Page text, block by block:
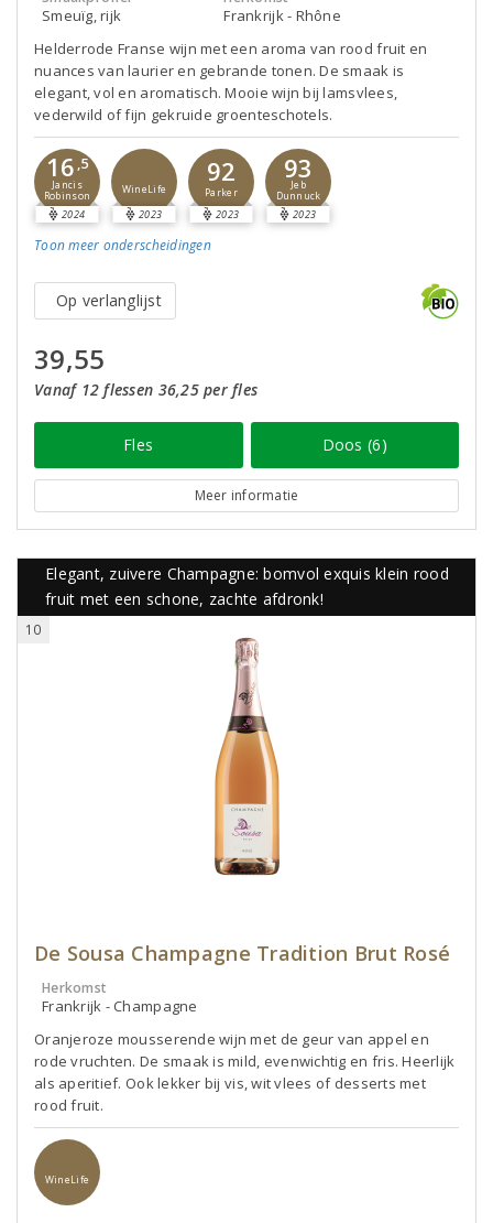
Smeuïg, rijk
Frankrijk - Rhône
Helderrode Franse wijn met een aroma van rood fruit en
nuances van laurier en gebrande tonen. De smaak is
elegant, vol en aromatisch. Mooie wijn bij lamsvlees,
vederwild of fijn gekruide groenteschotels.
16 ,5
Jancis
Robinson
2024
WineLife
2023
92
Parker
2023
93
Jeb
Dunnuck
2023
Toon meer onderscheidingen
Op verlanglijst
39,55
Vanaf 12 flessen 36,25 per fles
Fles Doos (6)
Meer informatie
Elegant, zuivere Champagne: bomvol exquis klein rood
fruit met een schone, zachte afdronk!
10
De Sousa Champagne Tradition Brut Rosé
Herkomst
Frankrijk - Champagne
Oranjeroze mousserende wijn met de geur van appel en
rode vruchten. De smaak is mild, evenwichtig en fris. Heerlijk
als aperitief. Ook lekker bij vis, wit vlees of desserts met
rood fruit.
WineLife